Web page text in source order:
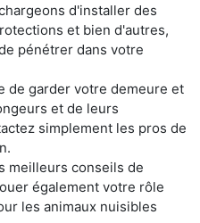
d'installer des
et bien d'autres,
pénétrer dans votre
de garder votre demeure et
et de leurs
simplement les pros de
meilleurs conseils de
également votre rôle
les animaux nuisibles